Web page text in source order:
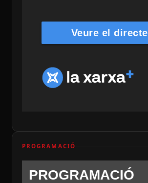
Veure el directe
PROGRAMACIÓ
PROGRAMACIÓ